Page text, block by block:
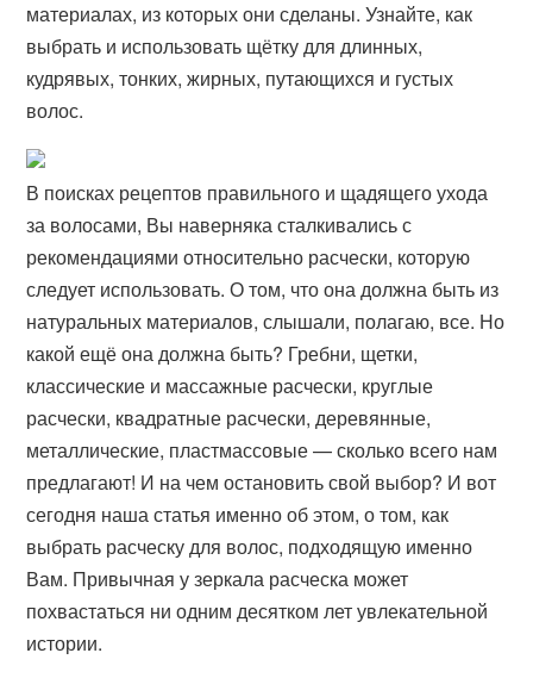
материалах, из которых они сделаны. Узнайте, как
выбрать и использовать щётку для длинных,
кудрявых, тонких, жирных, путающихся и густых
волос.
В поисках рецептов правильного и щадящего ухода
за волосами, Вы наверняка сталкивались с
рекомендациями относительно расчески, которую
следует использовать. О том, что она должна быть из
натуральных материалов, слышали, полагаю, все. Но
какой ещё она должна быть? Гребни, щетки,
классические и массажные расчески, круглые
расчески, квадратные расчески, деревянные,
металлические, пластмассовые — сколько всего нам
предлагают! И на чем остановить свой выбор? И вот
сегодня наша статья именно об этом, о том, как
выбрать расческу для волос, подходящую именно
Вам. Привычная у зеркала расческа может
похвастаться ни одним десятком лет увлекательной
истории.